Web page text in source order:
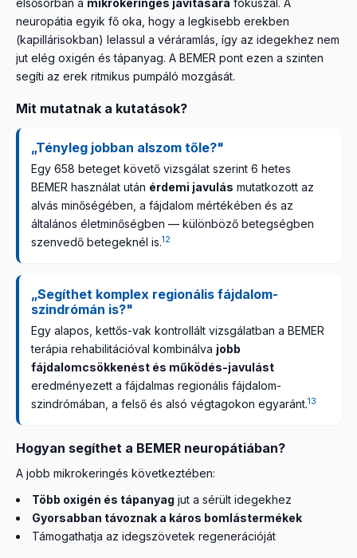
elsősorban a mikrokeringés javítására fókuszál. A
neuropátia egyik fő oka, hogy a legkisebb erekben
(kapillárisokban) lelassul a véráramlás, így az idegekhez nem
jut elég oxigén és tápanyag. A BEMER pont ezen a szinten
segíti az erek ritmikus pumpáló mozgását.
Mit mutatnak a kutatások?
„Tényleg jobban alszom tőle?"
Egy 658 beteget követő vizsgálat szerint 6 hetes
BEMER használat után érdemi javulás mutatkozott az
alvás minőségében, a fájdalom mértékében és az
általános életminőségben — különböző betegségben
szenvedő betegeknél is.12
„Segíthet komplex regionális fájdalom-
szindrómán is?"
Egy alapos, kettős-vak kontrollált vizsgálatban a BEMER
terápia rehabilitációval kombinálva jobb
fájdalomcsökkenést és működés-javulást
eredményezett a fájdalmas regionális fájdalom-
szindrómában, a felső és alsó végtagokon egyaránt.13
Hogyan segíthet a BEMER neuropátiában?
A jobb mikrokeringés következtében:
Több oxigén és tápanyag jut a sérült idegekhez
Gyorsabban távoznak a káros bomlástermékek
Támogathatja az idegszövetek regenerációját